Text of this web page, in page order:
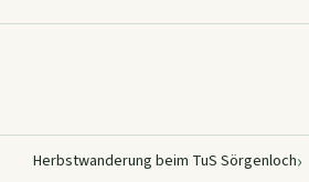
Herbstwanderung beim TuS Sörgenloch›